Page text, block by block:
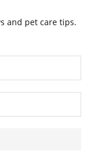
and pet care tips.